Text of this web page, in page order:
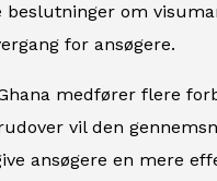
om
for ansøgere.
medfører flere
vil den
ansøgere en mere